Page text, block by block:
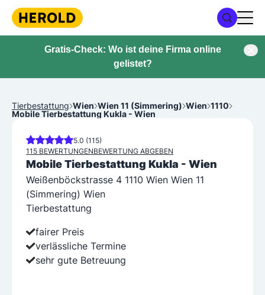
Gratis-Check: Wo ist deine Firma online
gelistet?
Tierbestattung Wien Wien 11 (Simmering) Wien 1110
Mobile Tierbestattung Kukla - Wien
5.0 (115)
115 BEWERTUNGENBEWERTUNG ABGEBEN
Mobile Tierbestattung Kukla - Wien
Weißenböckstrasse 4 1110 Wien Wien 11
(Simmering) Wien
Tierbestattung
fairer Preis
verlässliche Termine
sehr gute Betreuung